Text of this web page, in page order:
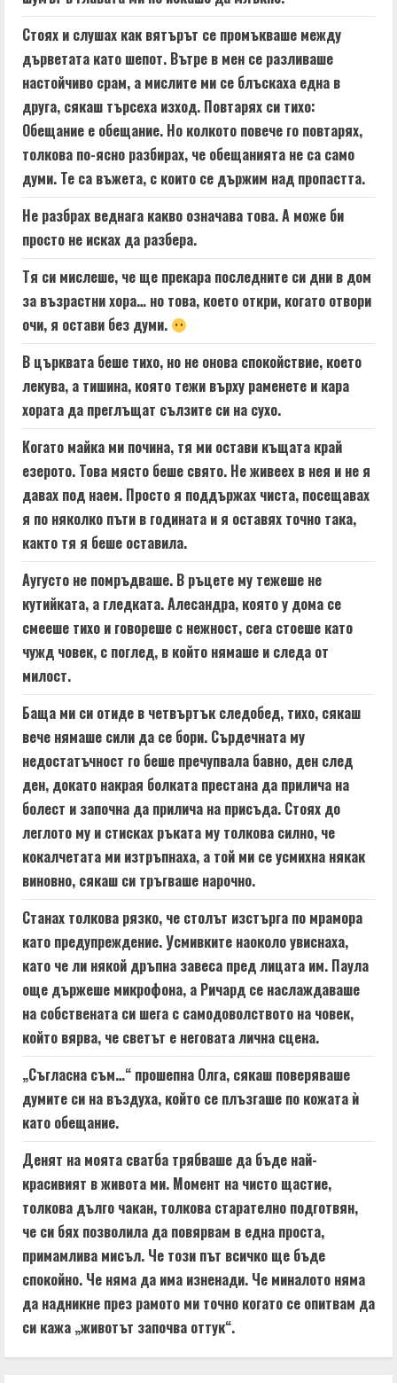
Стоях и слушах как вятърът се промъкваше между
дърветата като шепот. Вътре в мен се разливаше
настойчиво срам, а мислите ми се блъскаха една в
друга, сякаш търсеха изход. Повтарях си тихо:
Обещание е обещание. Но колкото повече го повтарях,
толкова по-ясно разбирах, че обещанията не са само
думи. Те са въжета, с които се държим над пропастта.
Не разбрах веднага какво означава това. А може би
просто не исках да разбера.
Тя си мислеше, че ще прекара последните си дни в дом
за възрастни хора… но това, което откри, когато отвори
очи, я остави без думи.
В църквата беше тихо, но не онова спокойствие, което
лекува, а тишина, която тежи върху раменете и кара
хората да преглъщат сълзите си на сухо.
Когато майка ми почина, тя ми остави къщата край
езерото. Това място беше свято. Не живеех в нея и не я
давах под наем. Просто я поддържах чиста, посещавах
я по няколко пъти в годината и я оставях точно така,
както тя я беше оставила.
Аугусто не помръдваше. В ръцете му тежеше не
кутийката, а гледката. Алесандра, която у дома се
смееше тихо и говореше с нежност, сега стоеше като
чужд човек, с поглед, в който нямаше и следа от
милост.
Баща ми си отиде в четвъртък следобед, тихо, сякаш
вече нямаше сили да се бори. Сърдечната му
недостатъчност го беше пречупвала бавно, ден след
ден, докато накрая болката престана да прилича на
болест и започна да прилича на присъда. Стоях до
леглото му и стисках ръката му толкова силно, че
кокалчетата ми изтръпнаха, а той ми се усмихна някак
виновно, сякаш си тръгваше нарочно.
Станах толкова рязко, че столът изстърга по мрамора
като предупреждение. Усмивките наоколо увиснаха,
като че ли някой дръпна завеса пред лицата им. Паула
още държеше микрофона, а Ричард се наслаждаваше
на собствената си шега с самодоволството на човек,
който вярва, че светът е неговата лична сцена.
„Съгласна съм…“ прошепна Олга, сякаш поверяваше
думите си на въздуха, който се плъзгаше по кожата ѝ
като обещание.
Денят на моята сватба трябваше да бъде най-
красивият в живота ми. Момент на чисто щастие,
толкова дълго чакан, толкова старателно подготвян,
че си бях позволила да повярвам в една проста,
примамлива мисъл. Че този път всичко ще бъде
спокойно. Че няма да има изненади. Че миналото няма
да надникне през рамото ми точно когато се опитвам да
си кажа „животът започва оттук“.